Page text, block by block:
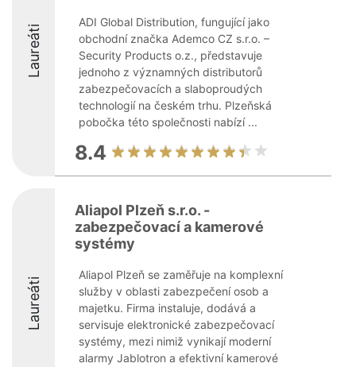
Laureáti
ADI Global Distribution, fungující jako
obchodní značka Ademco CZ s.r.o. –
Security Products o.z., představuje
jednoho z významných distributorů
zabezpečovacích a slaboproudých
technologií na českém trhu. Plzeňská
pobočka této společnosti nabízí ...
8.4
Laureáti
Aliapol Plzeň s.r.o. -
zabezpečovací a kamerové
systémy
Aliapol Plzeň se zaměřuje na komplexní
služby v oblasti zabezpečení osob a
majetku. Firma instaluje, dodává a
servisuje elektronické zabezpečovací
systémy, mezi nimiž vynikají moderní
alarmy Jablotron a efektivní kamerové